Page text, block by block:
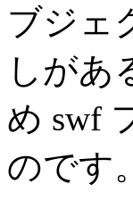
ブジェ
しがあ
め swf
のです。